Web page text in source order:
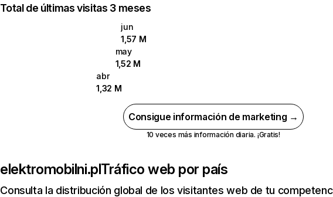
Total de últimas visitas 3 meses
jun
1,57 M
may
1,52 M
abr
1,32 M
Consigue información de marketing →
10 veces más información diaria. ¡Gratis!
elektromobilni.plTráfico web por país
Consulta la distribución global de los visitantes web de tu